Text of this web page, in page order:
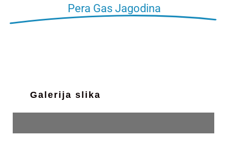
Pera Gas Jagodina
Galerija slika